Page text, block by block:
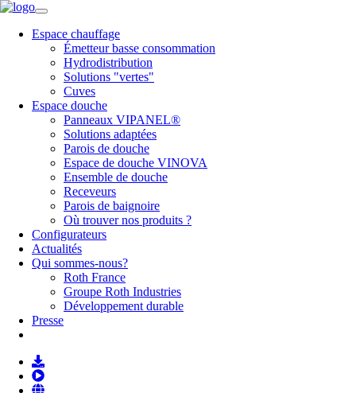
Espace chauffage
Émetteur basse consommation
Hydrodistribution
Solutions "vertes"
Cuves
Espace douche
Panneaux VIPANEL®
Solutions adaptées
Parois de douche
Espace de douche VINOVA
Ensemble de douche
Receveurs
Parois de baignoire
Où trouver nos produits ?
Configurateurs
Actualités
Qui sommes-nous?
Roth France
Groupe Roth Industries
Développement durable
Presse